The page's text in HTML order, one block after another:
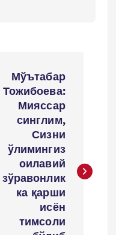
Мўътабар
Тожибоева:
Мияссар
синглим,
Сизни
ўлимингиз
оилавий
зўравонлик
ка қарши
исён
тимсоли